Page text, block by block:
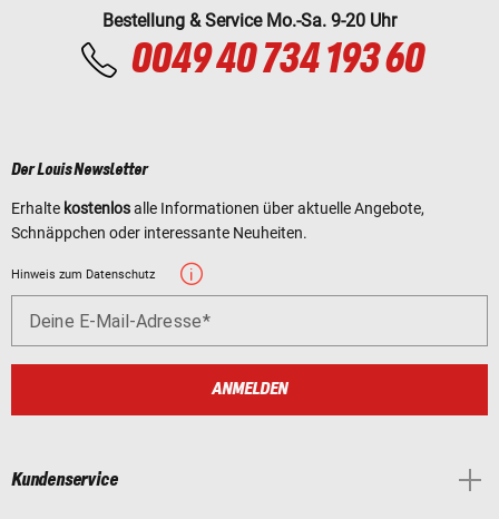
Bestellung & Service Mo.-Sa. 9-20 Uhr
0049 40 734 193 60
Der Louis Newsletter
Erhalte kostenlosalle Informationen über aktuelle Angebote,
Schnäppchen oder interessante Neuheiten.
Hinweis zum Datenschutz
Deine E-Mail-Adresse
ANMELDEN
Kundenservice